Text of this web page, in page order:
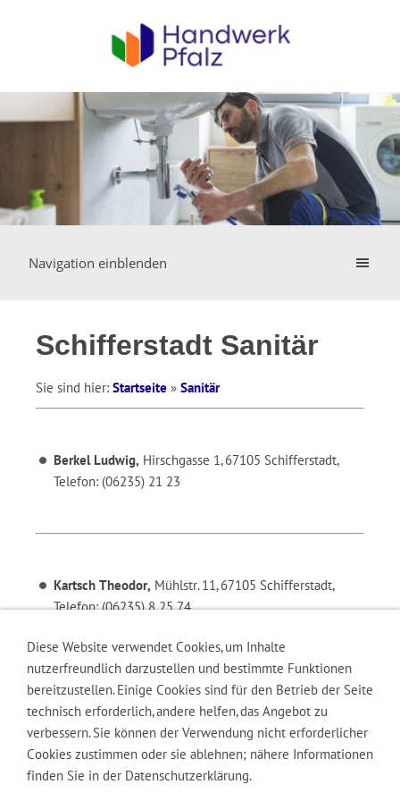
Navigation einblenden
Schifferstadt Sanitär
Sie sind hier: Startseite » Sanitär
Berkel Ludwig, Hirschgasse 1, 67105 Schifferstadt,
Telefon: (06235) 21 23
Kartsch Theodor, Mühlstr. 11, 67105 Schifferstadt,
Telefon: (06235) 8 25 74
Wilhelm Rainer,Sandgasse 36, 67105 Schifferstadt,
Telefon: (06235) 21 06
Diese Website verwendet Cookies, um Inhalte
nutzerfreundlich darzustellen und bestimmte Funktionen
bereitzustellen. Einige Cookies sind für den Betrieb der Seite
technisch erforderlich, andere helfen, das Angebot zu
verbessern. Sie können der Verwendung nicht erforderlicher
Cookies zustimmen oder sie ablehnen; nähere Informationen
finden Sie in der Datenschutzerklärung.